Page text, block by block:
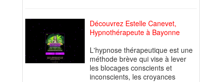
Découvrez Estelle Canevet,
Hypnothérapeute à Bayonne
L'hypnose thérapeutique est une
méthode brève qui vise à lever
les blocages conscients et
inconscients, les croyances